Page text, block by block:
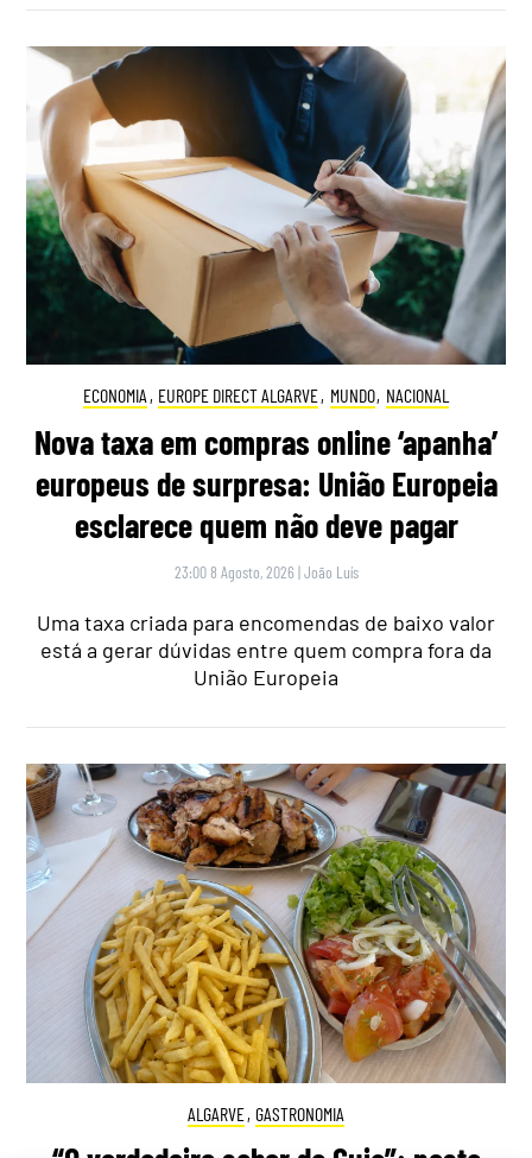
ECONOMIA , EUROPE DIRECT ALGARVE, MUNDO, NACIONAL
Nova taxa em compras online ‘apanha’
europeus de surpresa: União Europeia
esclarece quem não deve pagar
23:00 8 Agosto, 2026 |João Luís
Uma taxa criada para encomendas de baixo valor
está a gerar dúvidas entre quem compra fora da
União Europeia
ALGARVE, GASTRONOMIA